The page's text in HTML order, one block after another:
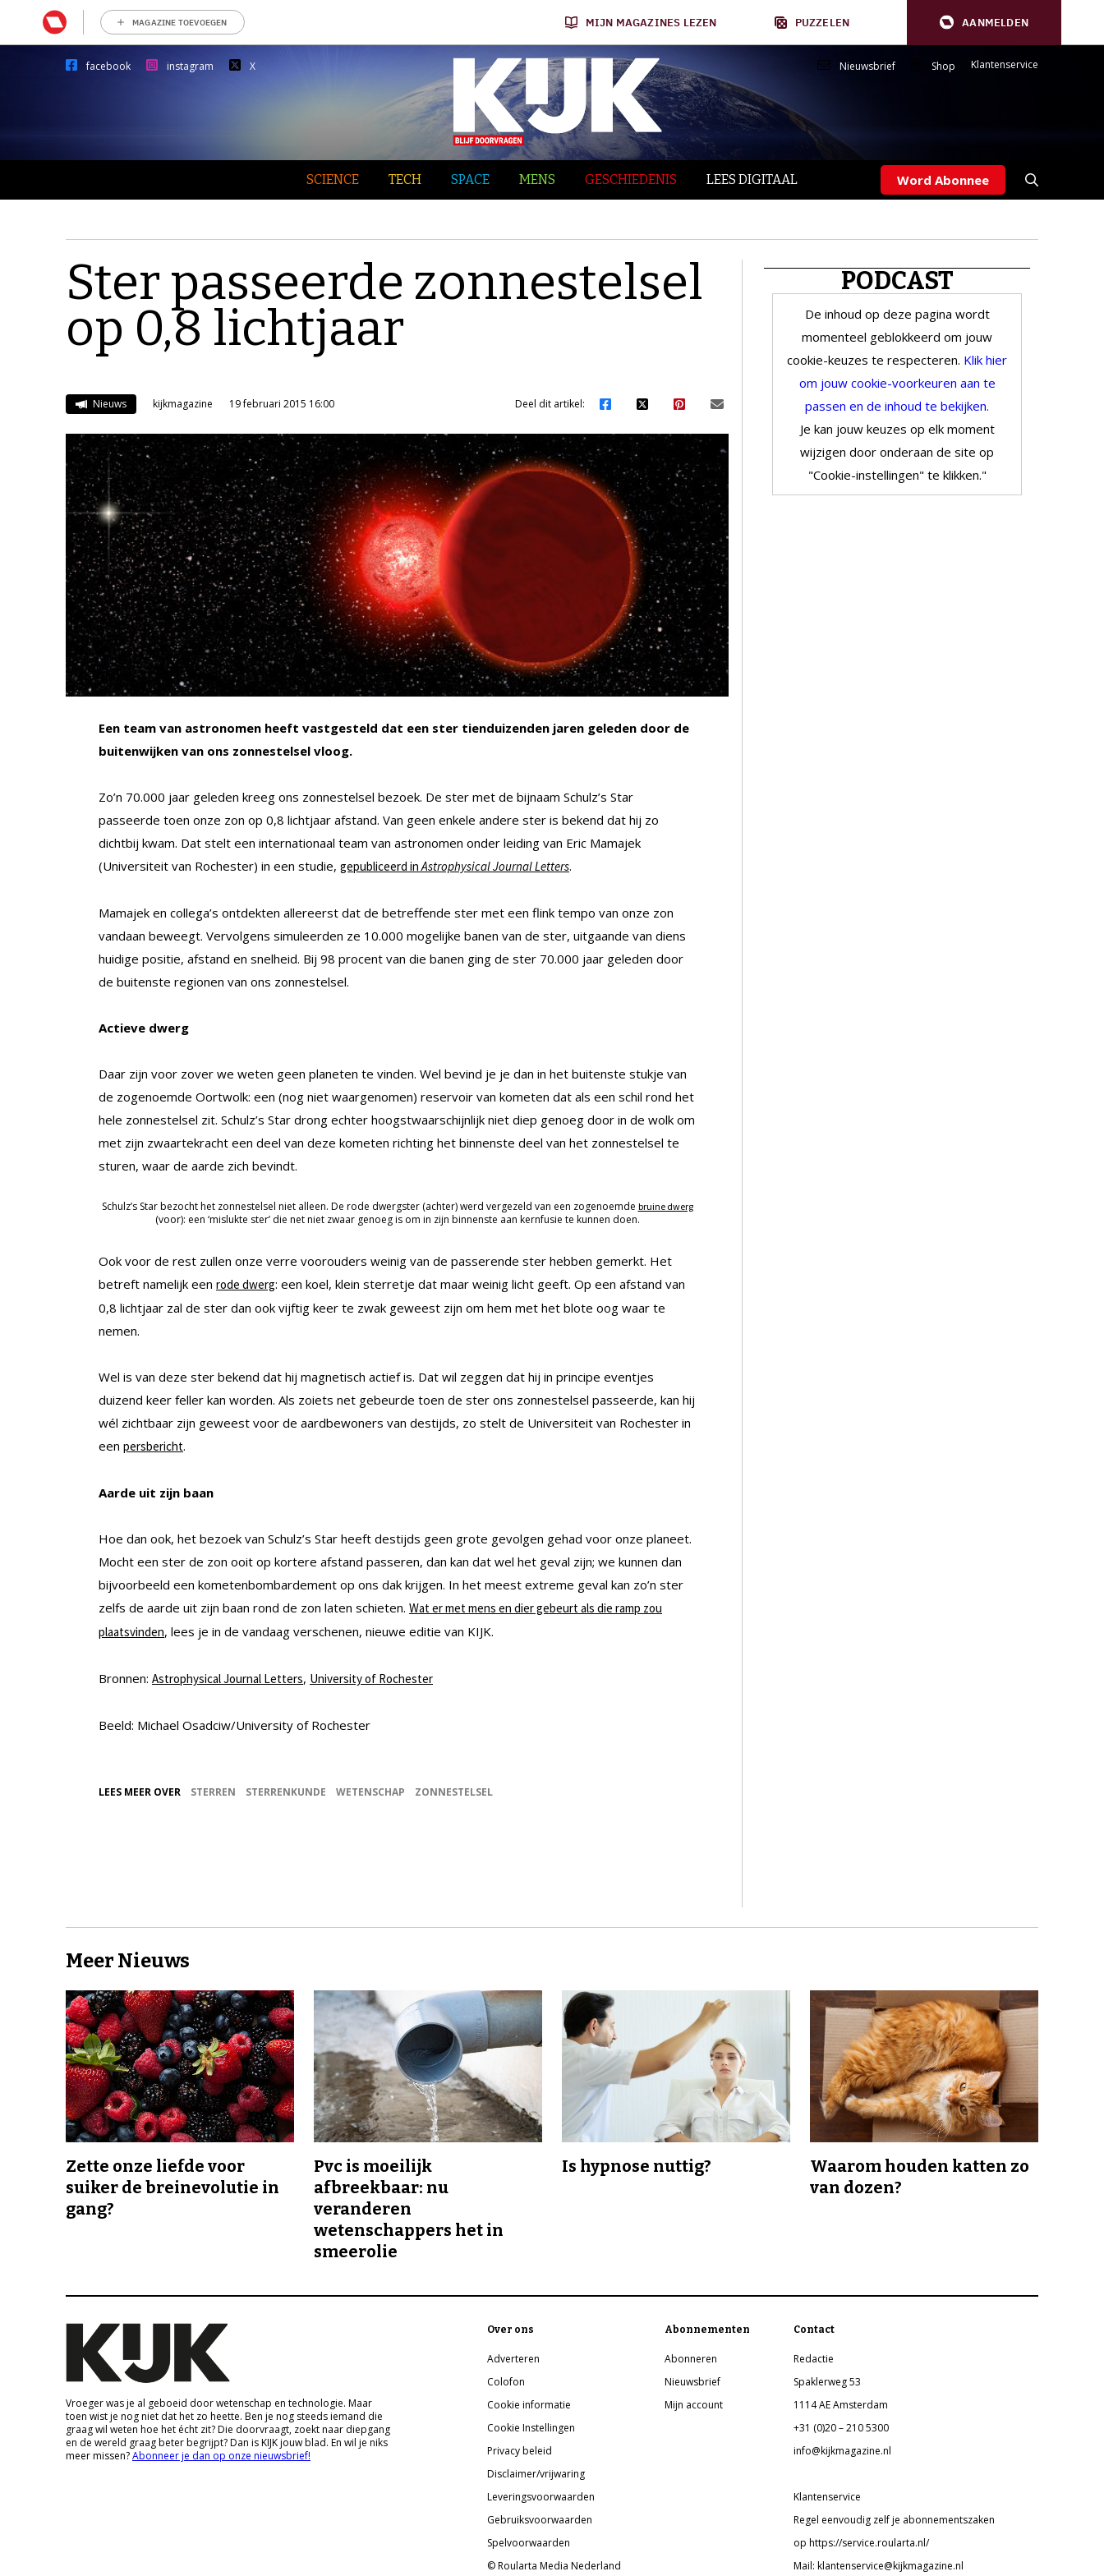
MAGAZINE TOEVOEGEN MIJN MAGAZINES LEZEN PUZZELEN AANMELDEN
facebook instagram X Nieuwsbrief Shop Klantenservice
SCIENCE TECH SPACE MENS GESCHIEDENIS LEES DIGITAAL Word Abonnee
Ster passeerde zonnestelsel
op 0,8 lichtjaar
Nieuws kijkmagazine 19 februari 2015 16:00 Deel dit artikel:
Een team van astronomen heeft vastgesteld dat een ster tienduizenden jaren geleden door de
buitenwijken van ons zonnestelsel vloog.
Zo’n 70.000 jaar geleden kreeg ons zonnestelsel bezoek. De ster met de bijnaam Schulz’s Star
passeerde toen onze zon op 0,8 lichtjaar afstand. Van geen enkele andere ster is bekend dat hij zo
dichtbij kwam. Dat stelt een internationaal team van astronomen onder leiding van Eric Mamajek
(Universiteit van Rochester) in een studie, gepubliceerd inAstrophysical Journal Letters.
Mamajek en collega’s ontdekten allereerst dat de betreffende ster met een flink tempo van onze zon
vandaan beweegt. Vervolgens simuleerden ze 10.000 mogelijke banen van de ster, uitgaande van diens
huidige positie, afstand en snelheid. Bij 98 procent van die banen ging de ster 70.000 jaar geleden door
de buitenste regionen van ons zonnestelsel.
Actieve dwerg
Daar zijn voor zover we weten geen planeten te vinden. Wel bevind je je dan in het buitenste stukje van
de zogenoemde Oortwolk: een (nog niet waargenomen) reservoir van kometen dat als een schil rond het
hele zonnestelsel zit. Schulz’s Star drong echter hoogstwaarschijnlijk niet diep genoeg door in de wolk om
met zijn zwaartekracht een deel van deze kometen richting het binnenste deel van het zonnestelsel te
sturen, waar de aarde zich bevindt.
Schulz’s Star bezocht het zonnestelsel niet alleen. De rode dwergster (achter) werd vergezeld van een zogenoemde bruine dwerg
(voor): een ‘mislukte ster’ die net niet zwaar genoeg is om in zijn binnenste aan kernfusie te kunnen doen.
Ook voor de rest zullen onze verre voorouders weinig van de passerende ster hebben gemerkt. Het
betreft namelijk een rode dwerg: een koel, klein sterretje dat maar weinig licht geeft. Op een afstand van
0,8 lichtjaar zal de ster dan ook vijftig keer te zwak geweest zijn om hem met het blote oog waar te
nemen.
Wel is van deze ster bekend dat hij magnetisch actief is. Dat wil zeggen dat hij in principe eventjes
duizend keer feller kan worden. Als zoiets net gebeurde toen de ster ons zonnestelsel passeerde, kan hij
wél zichtbaar zijn geweest voor de aardbewoners van destijds, zo stelt de Universiteit van Rochester in
een persbericht.
Aarde uit zijn baan
Hoe dan ook, het bezoek van Schulz’s Star heeft destijds geen grote gevolgen gehad voor onze planeet.
Mocht een ster de zon ooit op kortere afstand passeren, dan kan dat wel het geval zijn; we kunnen dan
bijvoorbeeld een kometenbombardement op ons dak krijgen. In het meest extreme geval kan zo’n ster
zelfs de aarde uit zijn baan rond de zon laten schieten. Wat er met mens en dier gebeurt als die ramp zou
plaatsvinden, lees je in de vandaag verschenen, nieuwe editie van KIJK.
Bronnen: Astrophysical Journal Letters, University of Rochester
Beeld: Michael Osadciw/University of Rochester
LEES MEER OVER STERREN STERRENKUNDE WETENSCHAP ZONNESTELSEL
PODCAST
De inhoud op deze pagina wordt
momenteel geblokkeerd om jouw
cookie-keuzes te respecteren. Klik hier
om jouw cookie-voorkeuren aan te
passen en de inhoud te bekijken.
Je kan jouw keuzes op elk moment
wijzigen door onderaan de site op
"Cookie-instellingen" te klikken."
Meer Nieuws
Zette onze liefde voor
suiker de breinevolutie in
gang?
Pvc is moeilijk
afbreekbaar: nu
veranderen
wetenschappers het in
smeerolie
Is hypnose nuttig?
Waarom houden katten zo
van dozen?
Vroeger was je al geboeid door wetenschap en technologie. Maar
toen wist je nog niet dat het zo heette. Ben je nog steeds iemand die
graag wil weten hoe het écht zit? Die doorvraagt, zoekt naar diepgang
en de wereld graag beter begrijpt? Dan is KIJK jouw blad. En wil je niks
meer missen?Abonneer je dan op onze nieuwsbrief!
Over ons
Adverteren
Colofon
Cookie informatie
Cookie Instellingen
Privacy beleid
Disclaimer/vrijwaring
Leveringsvoorwaarden
Gebruiksvoorwaarden
Spelvoorwaarden
© Roularta Media Nederland
Abonnementen
Abonneren
Nieuwsbrief
Mijn account
Contact
Redactie
Spaklerweg 53
1114 AE Amsterdam
+31 (0)20 – 210 5300
info@kijkmagazine.nl
Klantenservice
Regel eenvoudig zelf je abonnementszaken
op https://service.roularta.nl/
Mail: klantenservice@kijkmagazine.nl